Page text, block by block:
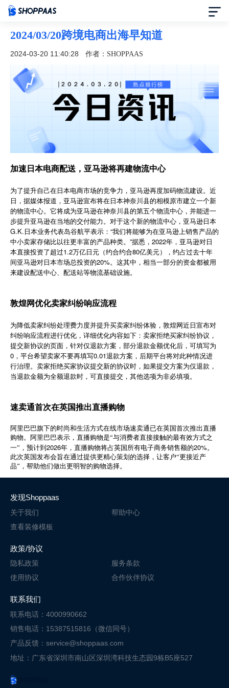
首页
定价
模板中心
合作伙伴
了解我们
简体中文
登录 免费使用
2024/03/20跨境电商出海早知道
2024-03-20 11:40:28 作者：SHOPPAAS
加速日本电商配送，亚马逊将再建物流中心
为了提升自己在日本电商市场的竞争力，亚马逊再度加码物流建设。近
日，据媒体报道，亚马逊宣布将在日本神奈川县的相模原市建立一个新
的物流中心。它将成为亚马逊在神奈川县的第五个物流中心，并能进一
步提升亚马逊在当地的交付能力。对于这个新的物流中心，亚马逊日本
G.K.日本业务代表岛谷航平表示：“我们将能够为在亚马逊上销售产品的
中小卖家存储比以往更丰富的产品种类。”据悉，2022年，亚马逊对日
本直接投资了超过1.2万亿日元（约合约合80亿美元），约占过去十年
间亚马逊对日本市场总投资的20%。这其中，相当一部分的资金都被用
来建设配送中心、配送站等物流基础设施。
敦煌网优化卖家纠纷响应流程
为降低卖家纠纷处理费力度并提升买卖家纠纷体验，敦煌网近日宣布对
纠纷响应流程进行优化，详细优化内容如下：卖家拒绝买家纠纷协议，
提交新协议的页面，针对仅退款方案，部分退款金额优化后，可填写为
0，平台希望卖家不要再填写0.01退款方案，后期平台将对此种情况进
行治理。卖家拒绝买家协议提交新的协议时，如果提交方案为仅退款，
当退款金额为全额退款时，可直接提交，其他选项为非必填项。
速卖通首次在英国推出直播购物
阿里巴巴旗下的时尚和生活方式在线市场速卖通已在英国首次推出直播
购物。阿里巴巴表示，直播购物是“与消费者直接接触的最有效方式之
一”，预计到 2026年，直播购物将占英国所有电子商务销售额的20%。
此次英国发布会旨在通过提供更精心策划的选择，让客户“更接近产
品”，帮助他们做出更明智的购物选择。
发现Shoppaas
关于我们
帮助中心
查看装修模板
政策/协议
隐私政策
服务条款
使用协议
合作伙伴协议
联系我们
联系电话：4000990662
销售电话：15387515816（微信同号）
产品反馈：service@shoppaas.com
地址：广东省深圳市南山区深圳湾科技生态园9栋B5座527